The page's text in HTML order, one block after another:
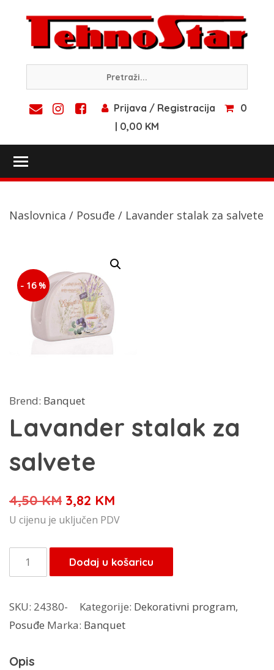
content
Prijava / Registracija
0
| 0,00 KM
Naslovnica / Posuđe / Lavander stalak za salvete
- 16 %
Brend: Banquet
Lavander stalak za
salvete
4,50KM Izvorna
cijena
je:
4,50 KM.
3,82 KM
cijena
3,82 KM.
U cijenu je uključen PDV
Lavander
stalak
salvete
količina
Dodaj u košaricu
SKU: 24380- Kategorije: Dekorativni program,
Posuđe Marka: Banquet
Opis